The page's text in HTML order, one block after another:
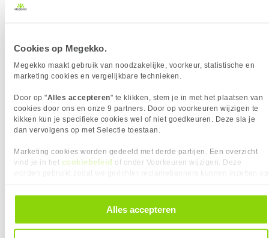
Cookies op Megekko.
Megekko maakt gebruik van noodzakelijke, voorkeur, statistische en
marketing cookies en vergelijkbare technieken.
Door op "Alles accepteren" te klikken, stem je in met het plaatsen van
cookies door ons en onze 9 partners. Door op voorkeuren wijzigen te
kikken kun je specifieke cookies wel of niet goedkeuren. Deze sla je
dan vervolgens op met Selectie toestaan.
Marketing cookies worden gedeeld met derde partijen. Een overzicht
vind je in het cookiebeleid of onder Voorkeuren wijzigen. Deze
alle cookies. Je kunt je gegeven toestemming altijd intrekken, dit doe je
door in de footer van onze website te klikken op ‘Cookievoorkeuren’
Alles accepteren
Microsoft Office 365 Family UK
119,-
Uit eigen voorraad leverbaar. Levertijd: 1 werkdag (maandag)
Office versie
Microsoft Office 365 Family
Microsoft Office 365 Personal NL